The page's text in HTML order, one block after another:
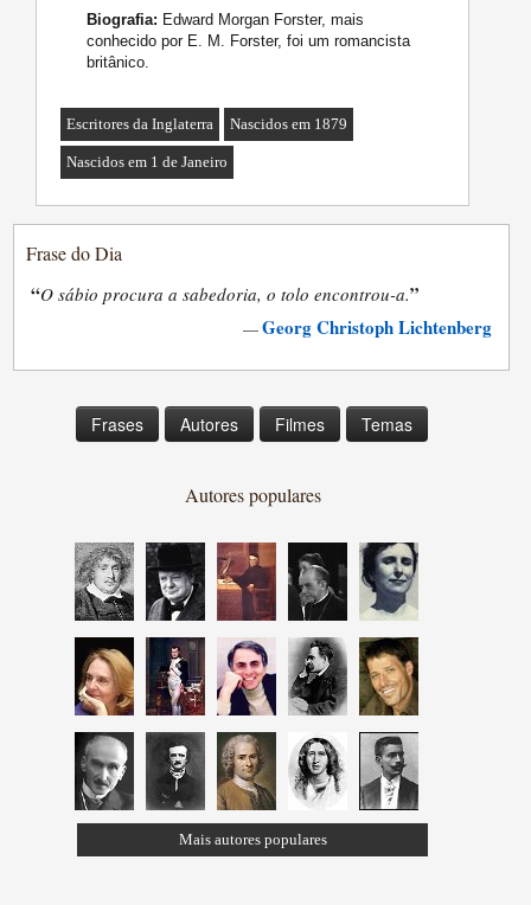
Biografia: Edward Morgan Forster, mais
conhecido por E. M. Forster, foi um romancista
britânico.
Escritores da Inglaterra Nascidos em 1879
Nascidos em 1 de Janeiro
Frase do Dia
“O sábio procura a sabedoria, o tolo encontrou-a.”
—Georg Christoph Lichtenberg
Frases Autores Filmes Temas
Autores populares
Mais autores populares